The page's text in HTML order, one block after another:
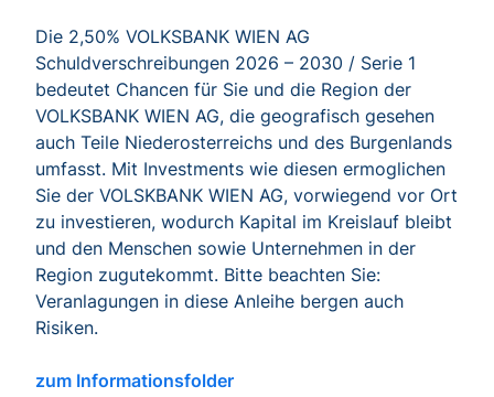
Die 2,50% VOLKSBANK WIEN AG
Schuldverschreibungen 2026 – 2030 / Serie 1
bedeutet Chancen für Sie und die Region der
VOLKSBANK WIEN AG, die geografisch gesehen
auch Teile Niederosterreichs und des Burgenlands
umfasst. Mit Investments wie diesen ermoglichen
Sie der VOLSKBANK WIEN AG, vorwiegend vor Ort
zu investieren, wodurch Kapital im Kreislauf bleibt
und den Menschen sowie Unternehmen in der
Region zugutekommt. Bitte beachten Sie:
Veranlagungen in diese Anleihe bergen auch
Risiken.
zum Informationsfolder